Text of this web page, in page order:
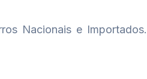
Nacionais e Importados.